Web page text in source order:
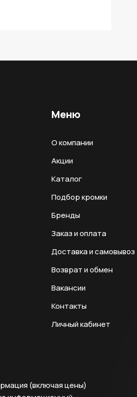
Меню
О компании
Акции
Каталог
Подбор кромки
Бренды
Заказ и оплата
Доставка и самовывоз
Возврат и обмен
Вакансии
Контакты
Личный кабинет
(включая цены)